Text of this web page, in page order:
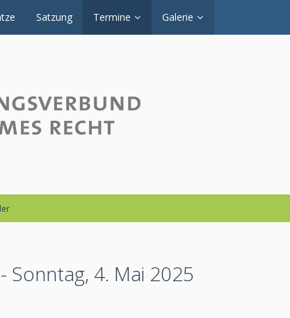
Satzung Termine Galerie
Sonntag, 4. Mai 2025